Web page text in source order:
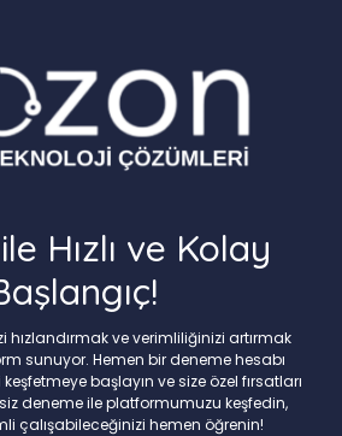
Hızlı ve Kolay
hızlandırmak ve verimliliğinizi artırmak
sunuyor. Hemen bir deneme hesabı
başlayın ve size özel fırsatları
deneme ile platformumuzu keşfedin,
çalışabileceğinizi hemen öğrenin!